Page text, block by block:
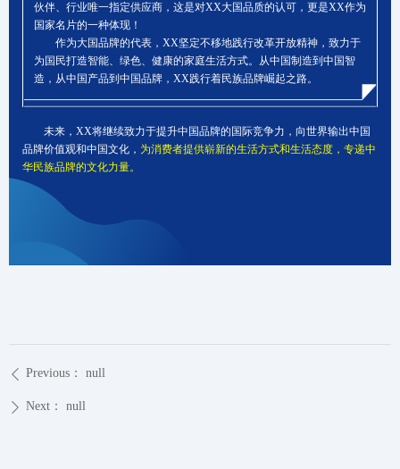
伙伴、行业唯一指定供应商，这是对XX大国品质的认可，更是XX作为
国家名片的一种体现！
作为大国品牌的代表，XX坚定不移地践行改革开放精神，致力于
为国民打造智能、绿色、健康的家庭生活方式。从中国制造到中国智
造，从中国产品到中国品牌，XX践行着民族品牌崛起之路。
未来，XX将继续致力于提升中国品牌的国际竞争力，向世界输出中国
品牌价值观和中国文化， 为消费者提供崭新的生活方式和生活态度，专递中
华民族品牌的文化力量。
ꄴ Previous： null
ꄲ Next： null